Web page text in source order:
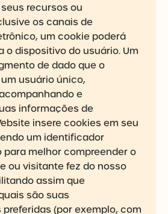
recursos ou
os canais de
um cookie poderá
o dispositivo do usuário. Um
de dado que o
usuário único,
e
informações de
insere cookies em seu
um identificador
para melhor compreender o
ou visitante fez do nosso
assim que
são suas
(por exemplo, com